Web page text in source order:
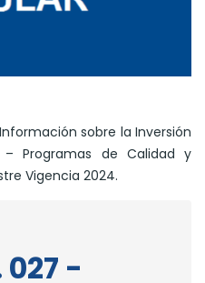
sobre la Inversión
Programas de Calidad y
Vigencia 2024.
-